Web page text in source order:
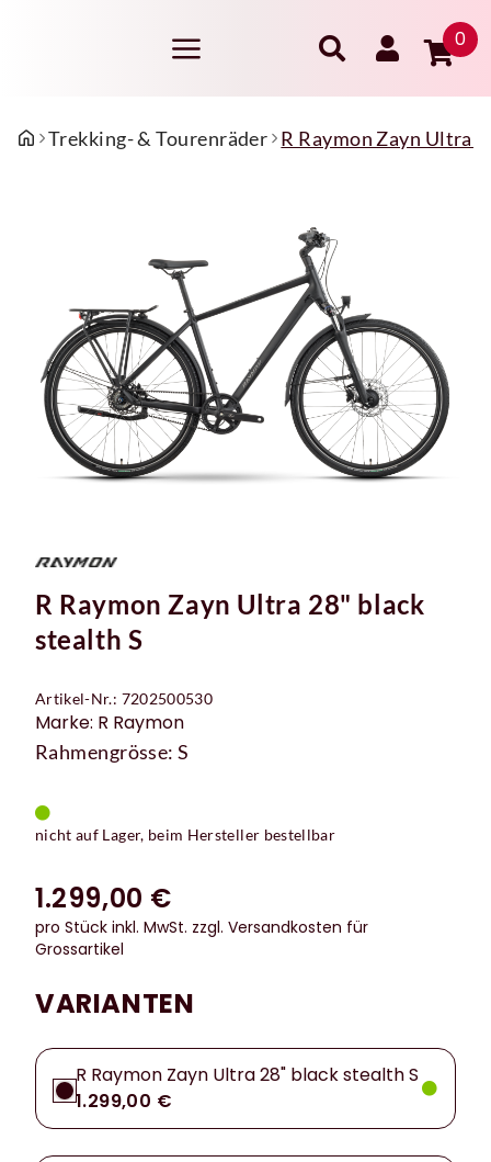
0
Trekking- & Tourenräder R Raymon Zayn Ultra
R Raymon Zayn Ultra 28" black
stealth S
Artikel-Nr.: 7202500530
Marke: R Raymon
Rahmengrösse: S
nicht auf Lager, beim Hersteller bestellbar
1.299,00 €
pro Stück inkl. MwSt. zzgl. Versandkosten für
Grossartikel
VARIANTEN
R Raymon Zayn Ultra 28" black stealth S
1.299,00 €